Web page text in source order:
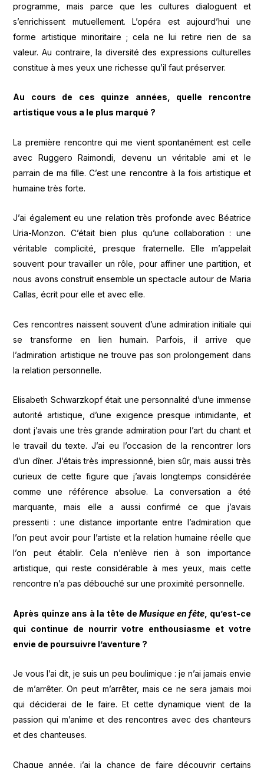
programme, mais parce que les cultures dialoguent et
s’enrichissent mutuellement. L’opéra est aujourd’hui une
forme artistique minoritaire ; cela ne lui retire rien de sa
valeur. Au contraire, la diversité des expressions culturelles
constitue à mes yeux une richesse qu’il faut préserver.
Au cours de ces quinze années, quelle rencontre
artistique vous a le plus marqué ?
La première rencontre qui me vient spontanément est celle
avec Ruggero Raimondi, devenu un véritable ami et le
parrain de ma fille. C’est une rencontre à la fois artistique et
humaine très forte.
J’ai également eu une relation très profonde avec Béatrice
Uria-Monzon. C’était bien plus qu’une collaboration : une
véritable complicité, presque fraternelle. Elle m’appelait
souvent pour travailler un rôle, pour affiner une partition, et
nous avons construit ensemble un spectacle autour de Maria
Callas, écrit pour elle et avec elle.
Ces rencontres naissent souvent d’une admiration initiale qui
se transforme en lien humain. Parfois, il arrive que
l’admiration artistique ne trouve pas son prolongement dans
la relation personnelle.
Elisabeth Schwarzkopf était une personnalité d’une immense
autorité artistique, d’une exigence presque intimidante, et
dont j’avais une très grande admiration pour l’art du chant et
le travail du texte. J’ai eu l’occasion de la rencontrer lors
d’un dîner. J’étais très impressionné, bien sûr, mais aussi très
curieux de cette figure que j’avais longtemps considérée
comme une référence absolue. La conversation a été
marquante, mais elle a aussi confirmé ce que j’avais
pressenti : une distance importante entre l’admiration que
l’on peut avoir pour l’artiste et la relation humaine réelle que
l’on peut établir. Cela n’enlève rien à son importance
artistique, qui reste considérable à mes yeux, mais cette
rencontre n’a pas débouché sur une proximité personnelle.
Après quinze ans à la tête deMusique en fête , qu’est-ce
qui continue de nourrir votre enthousiasme et votre
envie de poursuivre l’aventure ?
Je vous l’ai dit, je suis un peu boulimique : je n’ai jamais envie
de m’arrêter. On peut m’arrêter, mais ce ne sera jamais moi
qui déciderai de le faire. Et cette dynamique vient de la
passion qui m’anime et des rencontres avec des chanteurs
et des chanteuses.
Chaque année, j’ai la chance de faire découvrir certains